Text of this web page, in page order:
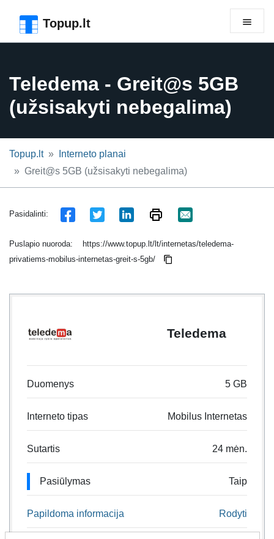
Topup.lt
Teledema - Greit@s 5GB
(užsisakyti nebegalima)
Topup.lt
Interneto planai
Greit@s 5GB (užsisakyti nebegalima)
Pasidalinti:
Puslapio nuoroda:
https://www.topup.lt/lt/internetas/teledema-
privatiems-mobilus-internetas-greit-s-5gb/
Teledema
Duomenys 5 GB
Interneto tipas Mobilus Internetas
Sutartis 24 mėn.
Pasiūlymas Taip
Papildoma informacija Rodyti